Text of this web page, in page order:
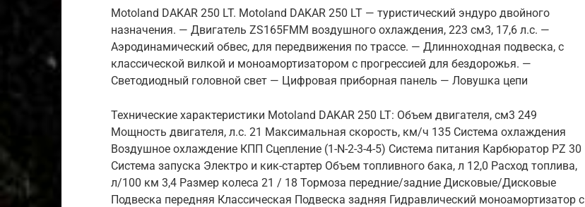
Motoland DAKAR 250 LT. Motoland DAKAR 250 LT — туристический эндуро двойного
назначения. — Двигатель ZS165FMM воздушного охлаждения, 223 см3, 17,6 л.с. —
Аэродинамический обвес, для передвижения по трассе. — Длинноходная подвеска, с
классической вилкой и моноамортизатором с прогрессией для бездорожья. —
Светодиодный головной свет — Цифровая приборная панель — Ловушка цепи
Технические характеристики Motoland DAKAR 250 LT: Объем двигателя, см3 249
Мощность двигателя, л.с. 21 Максимальная скорость, км/ч 135 Система охлаждения
Воздушное охлаждение КПП Сцепление (1-N-2-3-4-5) Система питания Карбюратор PZ 30
Система запуска Электро и кик-стартер Объем топливного бака, л 12,0 Расход топлива,
л/100 км 3,4 Размер колеса 21 / 18 Тормоза передние/задние Дисковые/Дисковые
Подвеска передняя Классическая Подвеска задняя Гидравлический моноамортизатор с